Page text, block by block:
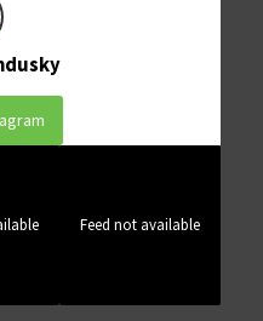
Feed not available